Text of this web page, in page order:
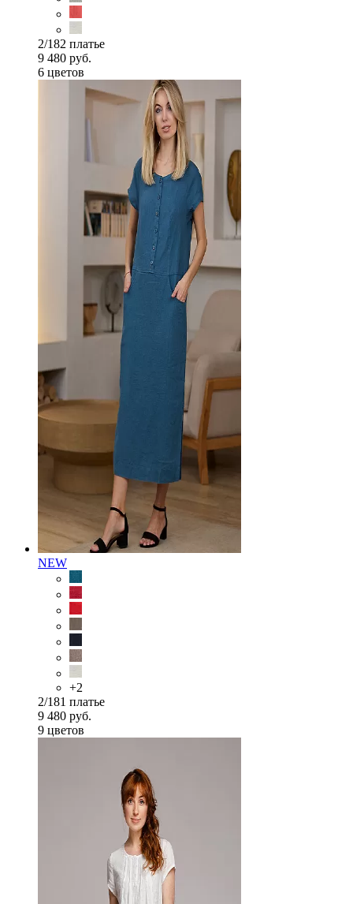
2/182 платье
9 480 руб.
6 цветов
NEW
+2
2/181 платье
9 480 руб.
9 цветов